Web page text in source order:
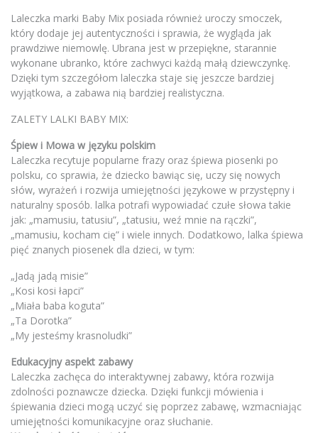
Laleczka marki Baby Mix posiada również uroczy smoczek,
który dodaje jej autentyczności i sprawia, że wygląda jak
prawdziwe niemowlę. Ubrana jest w przepiękne, starannie
wykonane ubranko, które zachwyci każdą małą dziewczynkę.
Dzięki tym szczegółom laleczka staje się jeszcze bardziej
wyjątkowa, a zabawa nią bardziej realistyczna.
ZALETY LALKI BABY MIX:
Śpiew i Mowa w języku polskim
Laleczka recytuje popularne frazy oraz śpiewa piosenki po
polsku, co sprawia, że dziecko bawiąc się, uczy się nowych
słów, wyrażeń i rozwija umiejętności językowe w przystępny i
naturalny sposób. lalka potrafi wypowiadać czułe słowa takie
jak: „mamusiu, tatusiu”, „tatusiu, weź mnie na rączki”,
„mamusiu, kocham cię” i wiele innych. Dodatkowo, lalka śpiewa
pięć znanych piosenek dla dzieci, w tym:
„Jadą jadą misie”
„Kosi kosi łapci”
„Miała baba koguta”
„Ta Dorotka”
„My jesteśmy krasnoludki”
Edukacyjny aspekt zabawy
Laleczka zachęca do interaktywnej zabawy, która rozwija
zdolności poznawcze dziecka. Dzięki funkcji mówienia i
śpiewania dzieci mogą uczyć się poprzez zabawę, wzmacniając
umiejętności komunikacyjne oraz słuchanie.